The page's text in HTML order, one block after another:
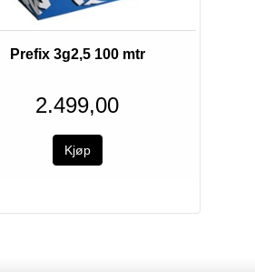
Prefix 3g2,5 100 mtr
2.499,00